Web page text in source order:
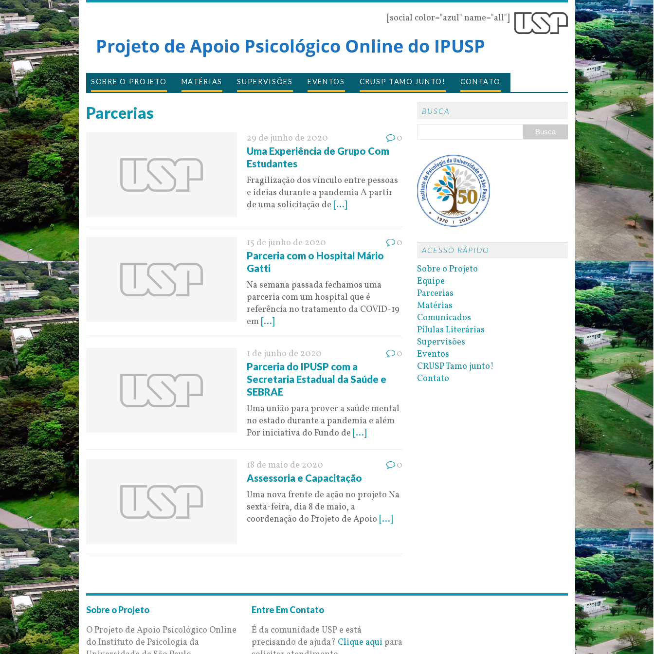
[social color="azul" name="all"]
Projeto de Apoio Psicológico Online do IPUSP
SOBRE O PROJETO MATÉRIAS SUPERVISÕES EVENTOS CRUSP TAMO JUNTO! CONTATO
Parcerias
29 de junho de 2020 0
Uma Experiência de Grupo Com
Estudantes
Fragilização dos vínculo entre pessoas
e ideias durante a pandemia A partir
de uma solicitação de [...]
15 de junho de 2020 0
Parceria com o Hospital Mário
Gatti
Na semana passada fechamos uma
parceria com um hospital que é
referência no tratamento da COVID-19
em [...]
1 de junho de 2020 0
Parceria do IPUSP com a
Secretaria Estadual da Saúde e
SEBRAE
Uma união para prover a saúde mental
no estado durante a pandemia e além
Por iniciativa do Fundo de [...]
18 de maio de 2020 0
Assessoria e Capacitação
Uma nova frente de ação no projeto Na
sexta-feira, dia 8 de maio, a
coordenação do Projeto de Apoio [...]
BUSCA
ACESSO RÁPIDO
Sobre o Projeto
Equipe
Parcerias
Matérias
Comunicados
Pílulas Literárias
Supervisões
Eventos
CRUSP Tamo junto!
Contato
Sobre o Projeto
O Projeto de Apoio Psicológico Online
do Instituto de Psicologia da
Entre Em Contato
É da comunidade USP e está
precisando de ajuda? Clique aquipara